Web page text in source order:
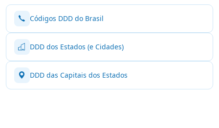
Códigos DDD do Brasil
DDD dos Estados (e Cidades)
DDD das Capitais dos Estados